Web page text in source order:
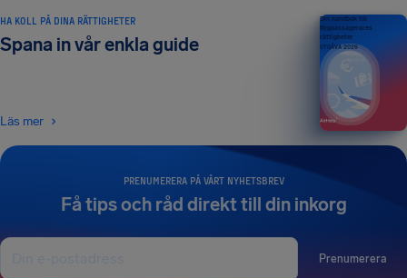
PRENUMERERA PÅ VÅRT NYHETSBREV
Få tips och råd direkt till din inkorg
Prenumerera
HA KOLL PÅ DINA RÄTTIGHETER
Spana in vår enkla guide
Läs mer
Din handbok till
flygpassagerares
rättigheter
UTGÅVA 2026